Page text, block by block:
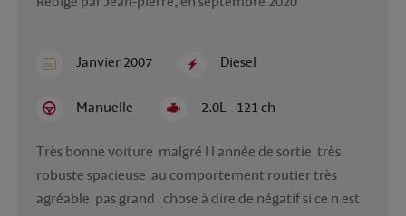
Janvier 2007 Diesel
Manuelle 2.0L - 121 ch
Très bonne voiture  malgré l l année de sortie  très
robuste spacieuse  au comportement routier très
agréable  pas grand   chose à dire de négatif si ce n est